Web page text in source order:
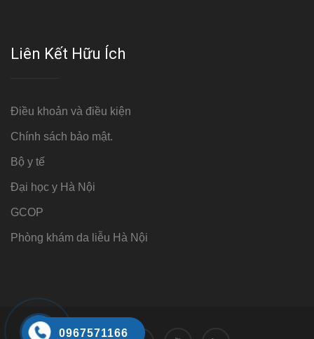
Liên Kết Hữu Ích
Điều khoản và điều kiện
Chính sách bảo mật.
Bộ y tế
Đại học y Hà Nội
GCOP
Phòng khám da liễu Hà Nội
0967571166